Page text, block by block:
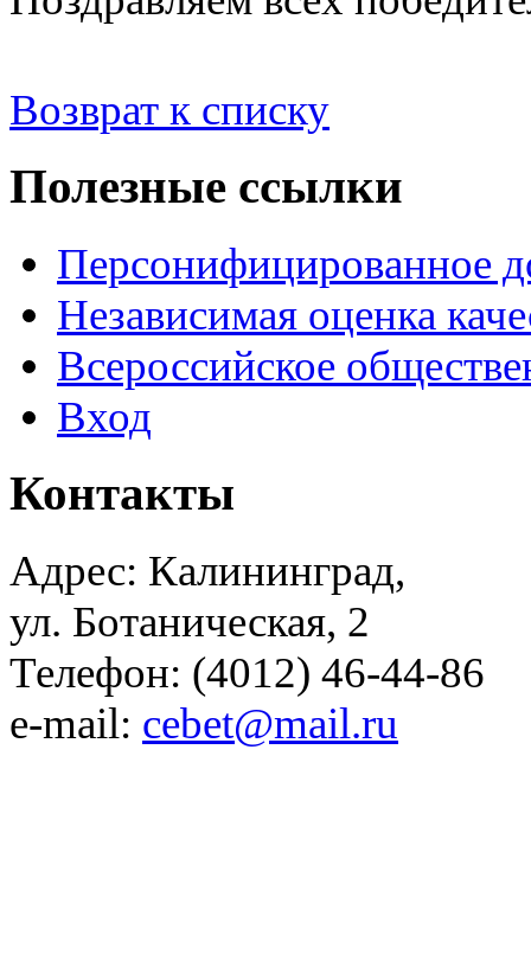
Возврат к списку
Полезные ссылки
Персонифицированное
Независимая оценка
Всероссийское
Вход
Контакты
Адрес: Калининград,
ул. Ботаническая, 2
Телефон: (4012) 46-44-86
e-mail: cebet@mail.ru